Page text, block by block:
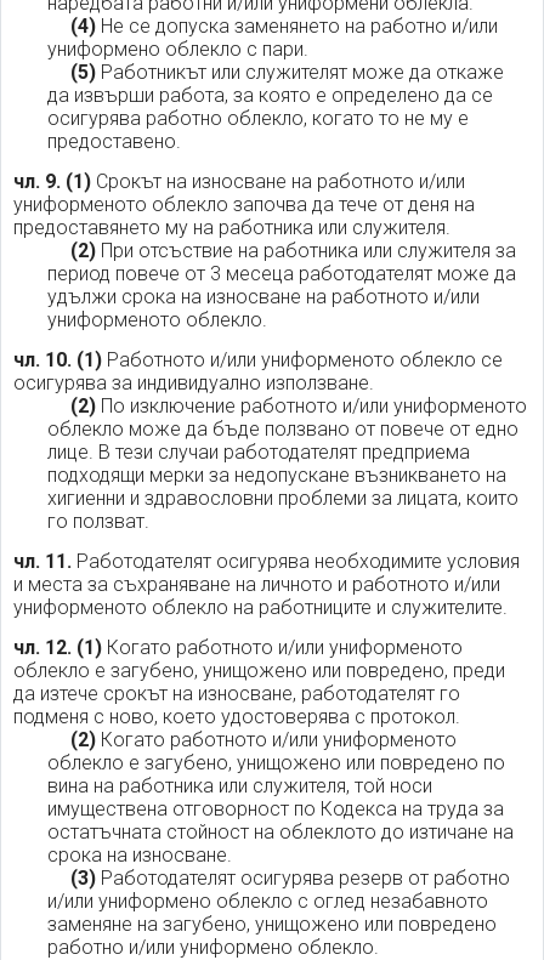
(4) Не се допуска заменянето на работно и/или
униформено облекло с пари.
(5) Работникът или служителят може да откаже
да извърши работа, за която е определено да се
осигурява работно облекло, когато то не му е
предоставено.
чл. 9. (1) Срокът на износване на работното и/или
униформеното облекло започва да тече от деня на
предоставянето му на работника или служителя.
(2) При отсъствие на работника или служителя за
период повече от 3 месеца работодателят може да
удължи срока на износване на работното и/или
униформеното облекло.
чл. 10. (1) Работното и/или униформеното облекло се
осигурява за индивидуално използване.
(2) По изключение работното и/или униформеното
облекло може да бъде ползвано от повече от едно
лице. В тези случаи работодателят предприема
подходящи мерки за недопускане възникването на
хигиенни и здравословни проблеми за лицата, които
го ползват.
чл. 11. Работодателят осигурява необходимите условия
и места за съхраняване на личното и работното и/или
униформеното облекло на работниците и служителите.
чл. 12. (1) Когато работното и/или униформеното
облекло е загубено, унищожено или повредено, преди
да изтече срокът на износване, работодателят го
подменя с ново, което удостоверява с протокол.
(2) Когато работното и/или униформеното
облекло е загубено, унищожено или повредено по
вина на работника или служителя, той носи
имуществена отговорност по Кодекса на труда за
остатъчната стойност на облеклото до изтичане на
срока на износване.
(3) Работодателят осигурява резерв от работно
и/или униформено облекло с оглед незабавното
заменяне на загубено, унищожено или повредено
работно и/или униформено облекло.